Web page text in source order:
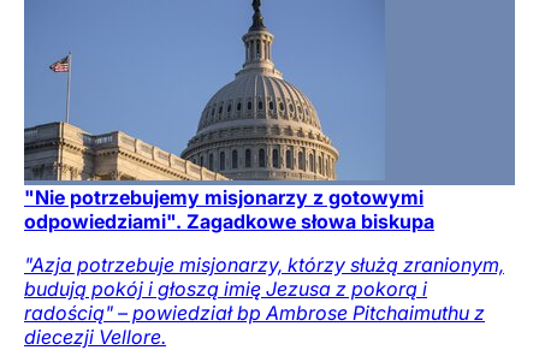
"Nie potrzebujemy misjonarzy z gotowymi
odpowiedziami". Zagadkowe słowa biskupa
"Azja potrzebuje misjonarzy, którzy służą zranionym,
budują pokój i głoszą imię Jezusa z pokorą i
radością" – powiedział bp Ambrose Pitchaimuthu z
diecezji Vellore.